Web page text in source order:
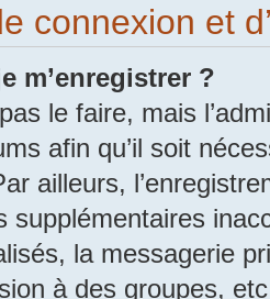
connexion et
m’enregistrer ?
le faire, mais
afin qu’il soit
ailleurs,
supplémentaires
la messagerie
à des groupes,